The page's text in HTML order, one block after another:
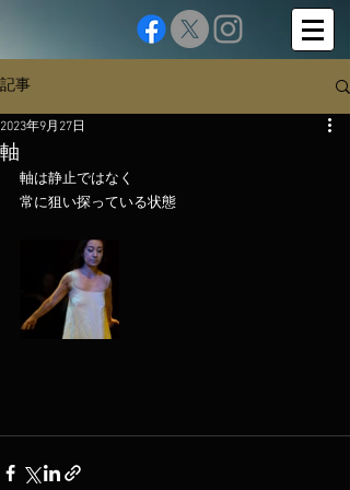
記事
軸
2023年9月27日
軸は静止ではなく
常に狙い探っている状態